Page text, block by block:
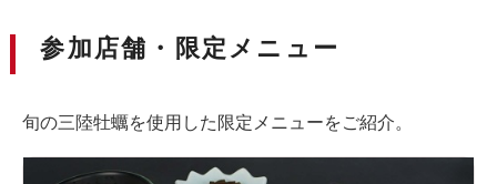
参加店舗・限定メニュー
旬の三陸牡蠣を使用した限定メニューをご紹介。